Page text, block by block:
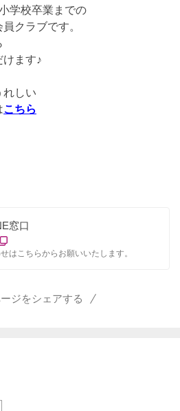
学校卒業までの
クラブです。
けます♪
れしい
こちら
窓口
はこちらからお願いいたします。
ジをシェアする